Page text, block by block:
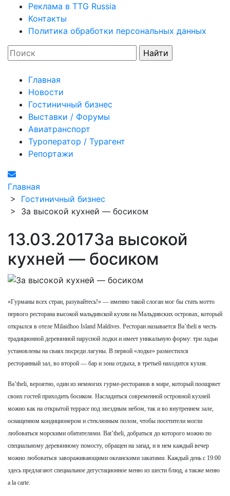
Реклама в TTG Russia
Контакты
Политика обработки персональных данных
Главная
Новости
Гостиничный бизнес
Выставки / Форумы
Авиатранспорт
Туроператор / Турагент
Репортажи
Главная
> Гостиничный бизнес
> За высокой кухней — босиком
13.03.2017За высокой
кухней — босиком
«Гурманы всех стран, разувайтесь!» — именно такой слоган мог бы стать мотто
первого ресторана высокой мальдивской кухни на Мальдивских островах, который
открылся в отеле Milaidhoo Island Maldives. Ресторан называется Ba’theli в честь
традиционной деревянной парусной лодки и имеет уникальную форму: три ладьи
установлены на сваях посреди лагуны. В первой «лодке» разместился
ресторанный зал, во второй — бар и зона отдыха, в третьей находится кухня.
Ba’theli, вероятно, один из немногих гурме-ресторанов в мире, который поощряет
своих гостей приходить босиком. Насладиться современной островной кухней
можно как на открытой террасе под звездным небом, так и во внутреннем зале,
оснащенном кондиционером и стеклянным полом, чтобы посетители могли
любоваться морскими обитателями. Bat’theli, добраться до которого можно по
специальному деревянному помосту, обращен на запад, и в нем каждый вечер
можно любоваться завораживающими океанскими закатами. Каждый день с 19:00
здесь предлагают специальное дегустационное меню из шести блюд, а также меню
a la carte.